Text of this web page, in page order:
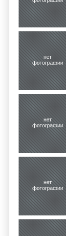
нет
фотографии
нет
фотографии
нет
фотографии